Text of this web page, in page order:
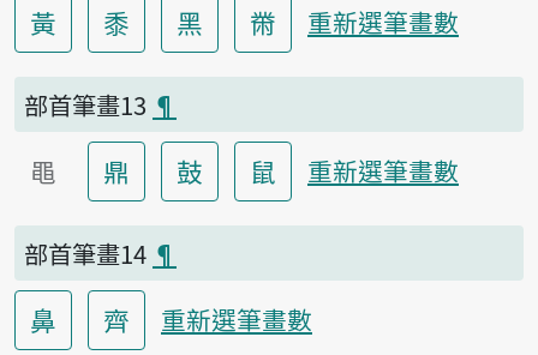
黃 黍 黑 黹 重新選筆畫數
部首筆畫13 ¶
黽 鼎 鼓 鼠 重新選筆畫數
部首筆畫14 ¶
鼻 齊 重新選筆畫數